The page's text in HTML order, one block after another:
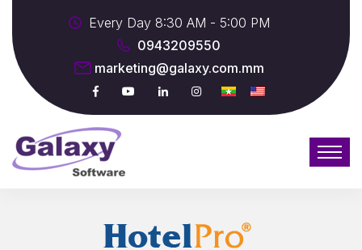
Every Day 8:30 AM - 5:00 PM
0943209550
marketing@galaxy.com.mm